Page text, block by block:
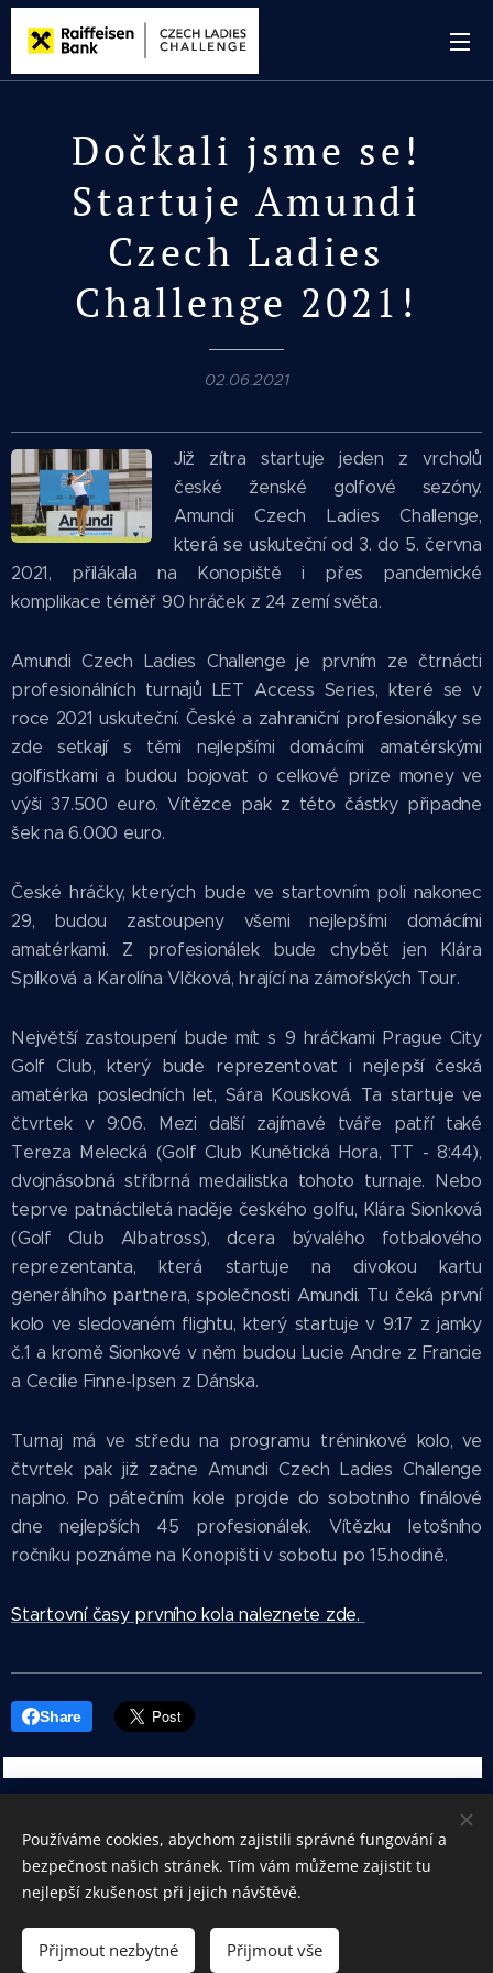
Dočkali jsme se!
Startuje Amundi
Czech Ladies
Challenge 2021!
02.06.2021
Již zítra startuje jeden z vrcholů
české ženské golfové sezóny.
Amundi Czech Ladies Challenge,
která se uskuteční od 3. do 5. června
2021, přilákala na Konopiště i přes pandemické
komplikace téměř 90 hráček z 24 zemí světa.
Amundi Czech Ladies Challenge je prvním ze čtrnácti
profesionálních turnajů LET Access Series, které se v
roce 2021 uskuteční. České a zahraniční profesionálky se
zde setkají s těmi nejlepšími domácími amatérskými
golfistkami a budou bojovat o celkové prize money ve
výši 37.500 euro. Vítězce pak z této částky připadne
šek na 6.000 euro.
České hráčky, kterých bude ve startovním poli nakonec
29, budou zastoupeny všemi nejlepšími domácími
amatérkami. Z profesionálek bude chybět jen Klára
Spilková a Karolína Vlčková, hrající na zámořských Tour.
Největší zastoupení bude mít s 9 hráčkami Prague City
Golf Club, který bude reprezentovat i nejlepší česká
amatérka posledních let, Sára Kousková. Ta startuje ve
čtvrtek v 9:06. Mezi další zajímavé tváře patří také
Tereza Melecká (Golf Club Kunětická Hora, TT - 8:44),
dvojnásobná stříbrná medailistka tohoto turnaje. Nebo
teprve patnáctiletá naděje českého golfu, Klára Sionková
(Golf Club Albatross), dcera bývalého fotbalového
reprezentanta, která startuje na divokou kartu
generálního partnera, společnosti Amundi. Tu čeká první
kolo ve sledovaném flightu, který startuje v 9:17 z jamky
č.1 a kromě Sionkové v něm budou Lucie Andre z Francie
a Cecilie Finne-Ipsen z Dánska.
Turnaj má ve středu na programu tréninkové kolo, ve
čtvrtek pak již začne Amundi Czech Ladies Challenge
naplno. Po pátečním kole projde do sobotního finálové
dne nejlepších 45 profesionálek. Vítězku letošního
ročníku poznáme na Konopišti v sobotu po 15.hodině.
Startovní časy prvního kola naleznete zde.
Share
© Czech Ladies Challenge / 2017 - 2023
Cookies
Čeština
Používáme cookies, abychom zajistili správné fungování a
bezpečnost našich stránek. Tím vám můžeme zajistit tu
nejlepší zkušenost při jejich návštěvě.
Přijmout nezbytné Přijmout vše